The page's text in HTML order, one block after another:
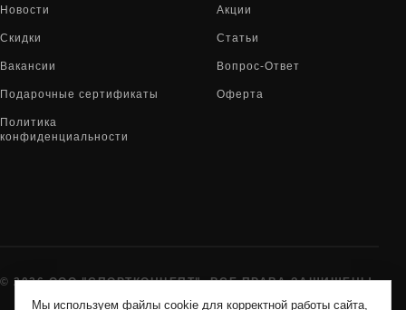
Новости Акции
Скидки Статьи
Вакансии Вопрос-Ответ
Подарочные сертификаты Оферта
Политика
конфиденциальности
© 2026 ООО "СПОРТКОНЦЕПТ". ВСЕ ПРАВА ЗАЩИЩЕНЫ
Мы используем файлы cookie для корректной работы сайта,